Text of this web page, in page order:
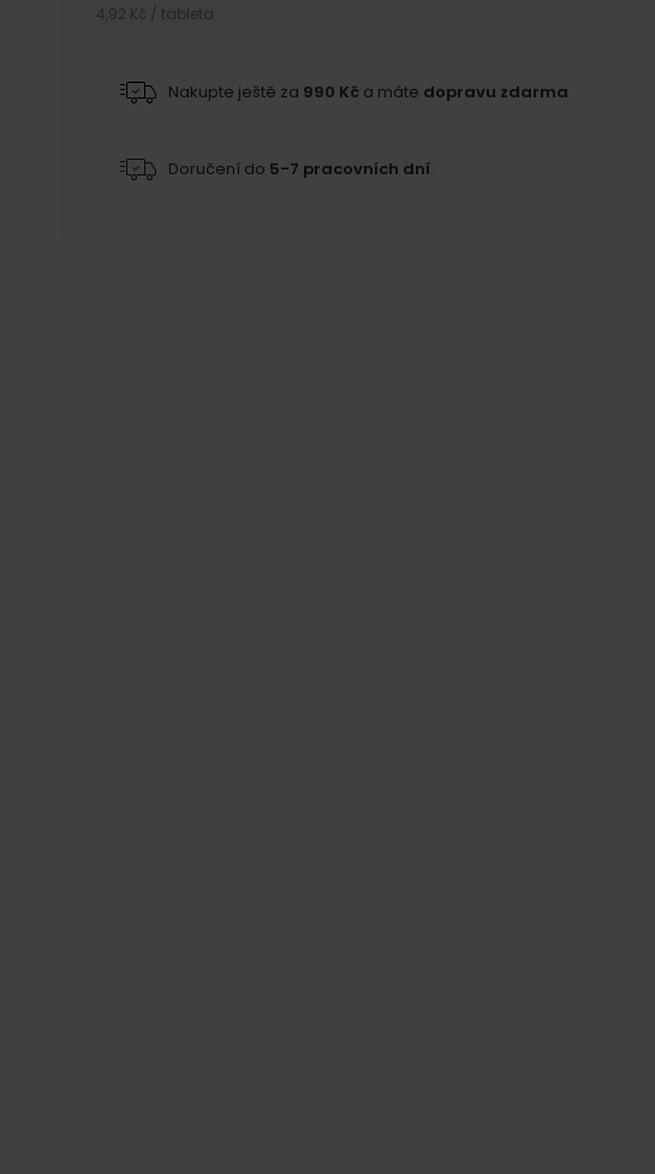
4,92 Kč / tableta
Nakupte ještě za 990 Kč a máte dopravu zdarma
Doručení do 5-7 pracovních dní.